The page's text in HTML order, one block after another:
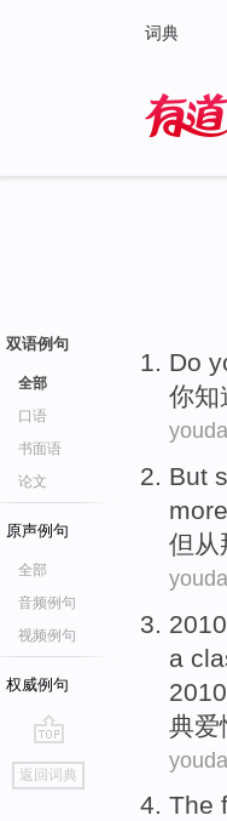
词典
双语例句
全部
口语
书面语
论文
原声例句
全部
音频例句
视频例句
权威例句
go
top
返回词典
Do
你知
But
但 从
a
典爱
The